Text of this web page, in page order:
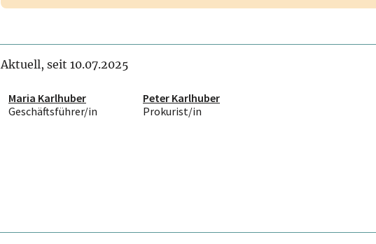
Aktuell, seit 10.07.2025
Maria Karlhuber
Geschäftsführer/in
Peter Karlhuber
Prokurist/in